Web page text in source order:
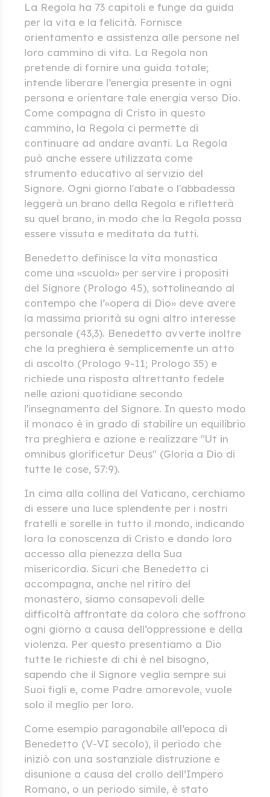
La Regola ha 73 capitoli e funge da guida
per la vita e la felicità. Fornisce
orientamento e assistenza alle persone nel
loro cammino di vita. La Regola non
pretende di fornire una guida totale;
intende liberare l’energia presente in ogni
persona e orientare tale energia verso Dio.
Come compagna di Cristo in questo
cammino, la Regola ci permette di
continuare ad andare avanti. La Regola
può anche essere utilizzata come
strumento educativo al servizio del
Signore. Ogni giorno l'abate o l'abbadessa
leggerà un brano della Regola e rifletterà
su quel brano, in modo che la Regola possa
essere vissuta e meditata da tutti.
Benedetto definisce la vita monastica
come una «scuola» per servire i propositi
del Signore (Prologo 45), sottolineando al
contempo che l’«opera di Dio» deve avere
la massima priorità su ogni altro interesse
personale (43,3). Benedetto avverte inoltre
che la preghiera è semplicemente un atto
di ascolto (Prologo 9-11; Prologo 35) e
richiede una risposta altrettanto fedele
nelle azioni quotidiane secondo
l'insegnamento del Signore. In questo modo
il monaco è in grado di stabilire un equilibrio
tra preghiera e azione e realizzare "Ut in
omnibus glorificetur Deus" (Gloria a Dio di
tutte le cose, 57:9).
In cima alla collina del Vaticano, cerchiamo
di essere una luce splendente per i nostri
fratelli e sorelle in tutto il mondo, indicando
loro la conoscenza di Cristo e dando loro
accesso alla pienezza della Sua
misericordia. Sicuri che Benedetto ci
accompagna, anche nel ritiro del
monastero, siamo consapevoli delle
difficoltà affrontate da coloro che soffrono
ogni giorno a causa dell’oppressione e della
violenza. Per questo presentiamo a Dio
tutte le richieste di chi è nel bisogno,
sapendo che il Signore veglia sempre sui
Suoi figli e, come Padre amorevole, vuole
solo il meglio per loro.
Come esempio paragonabile all’epoca di
Benedetto (V-VI secolo), il periodo che
iniziò con una sostanziale distruzione e
disunione a causa del crollo dell’Impero
Romano, o un periodo simile, è stato